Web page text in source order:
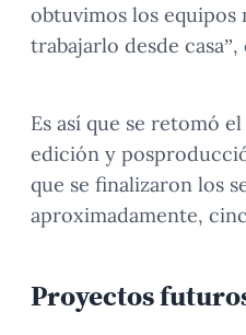
obtuvimos los equipos
trabajarlo desde
Es así que se retomó
edición y
que se finalizaron los
aproximadamente,
Proyectos